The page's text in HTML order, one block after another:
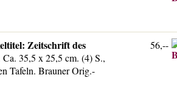
Zeitschrift des
35,5 x 25,5 cm. (4) S.,
Tafeln. Brauner Orig.-
56,--